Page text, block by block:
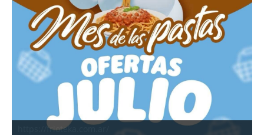
https://frioteka.com.ar/